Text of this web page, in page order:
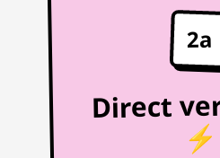
2a
Direct
⚡